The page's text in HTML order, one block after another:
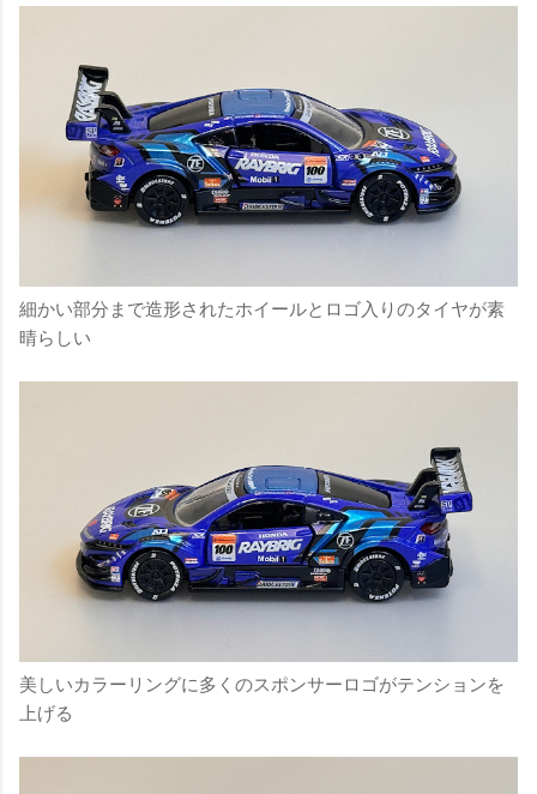
細かい部分まで造形されたホイールとロゴ入りのタイヤが素
晴らしい
美しいカラーリングに多くのスポンサーロゴがテンションを
上げる